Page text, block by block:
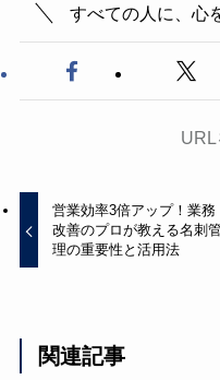
すべての人に、心
URL
営業効率3倍アップ！業務
改善のプロが教える名刺
理の重要性と活用法
関連記事